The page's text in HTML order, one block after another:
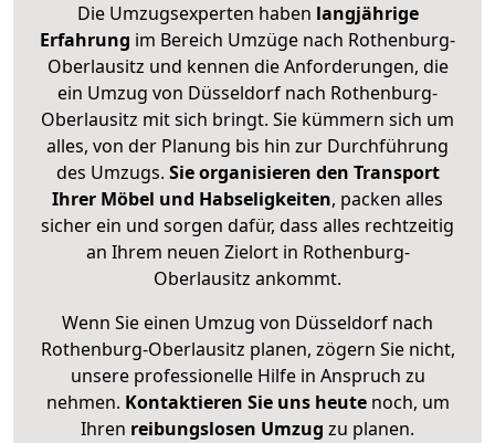
Die Umzugsexperten haben langjährige
Erfahrung im Bereich Umzüge nach Rothenburg-
Oberlausitz und kennen die Anforderungen, die
ein Umzug von Düsseldorf nach Rothenburg-
Oberlausitz mit sich bringt. Sie kümmern sich um
alles, von der Planung bis hin zur Durchführung
des Umzugs. Sie organisieren den Transport
Ihrer Möbel und Habseligkeiten, packen alles
sicher ein und sorgen dafür, dass alles rechtzeitig
an Ihrem neuen Zielort in Rothenburg-
Oberlausitz ankommt.
Wenn Sie einen Umzug von Düsseldorf nach
Rothenburg-Oberlausitz planen, zögern Sie nicht,
unsere professionelle Hilfe in Anspruch zu
nehmen. Kontaktieren Sie uns heutenoch, um
Ihren reibungslosen Umzug zu planen.